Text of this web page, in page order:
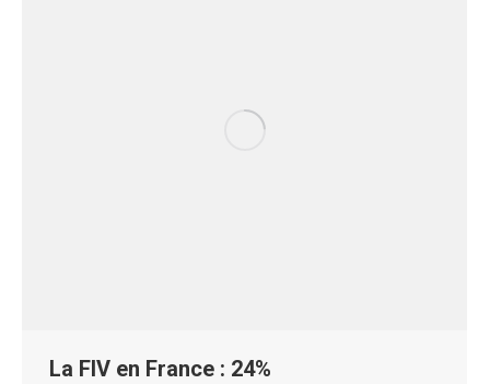
La FIV en France : 24%